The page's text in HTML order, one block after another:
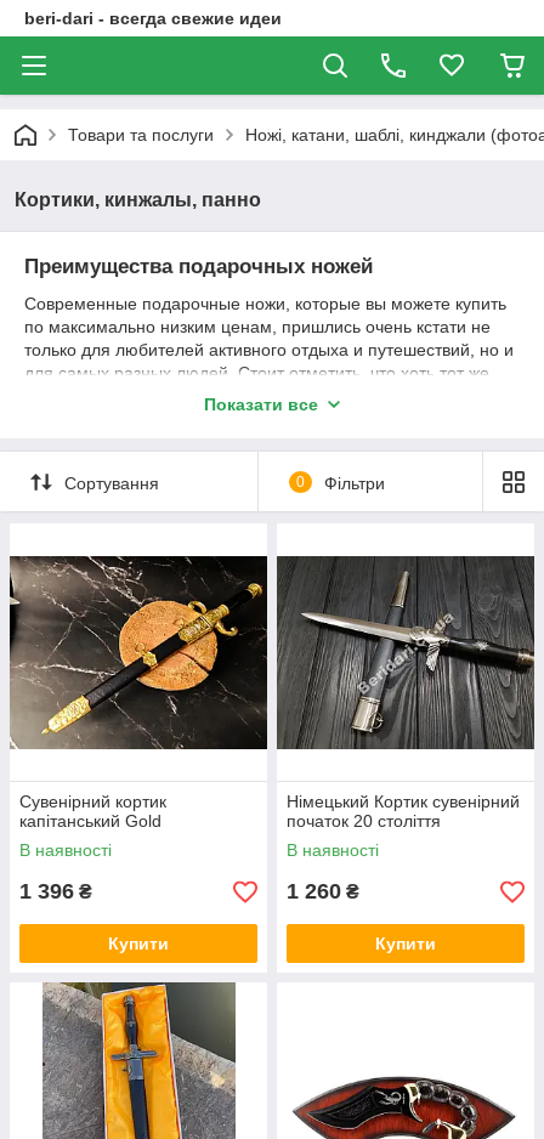
beri-dari - всегда свежие идеи
Товари та послуги Ножі, катани, шаблі, кинджали
Кортики, кинжалы, панно
Преимущества подарочных ножей
Современные подарочные ножи, которые вы можете купить
по максимально низким ценам, пришлись очень кстати не
только для любителей активного отдыха и путешествий, но и
для самых разных людей. Стоит отметить, что хоть тот же
нож-кредитка и считается сувенирным ножом, его свойства,
резки продукции. Неплохая альтернатива.
Ідеально підходять в якості оригінального подарунка;
Вартість продукції невисока;
Підійде для кожного чоловіка;
Гарантовано буде використовуватися за
призначенням
Показати все
Сортування 0 Фільтри
Сувенірний кортик
капітанський Gold
В наявності
1 396 ₴
Купити
Німецький Кортик сувенірний
початок 20 століття
В наявності
1 260 ₴
Купити